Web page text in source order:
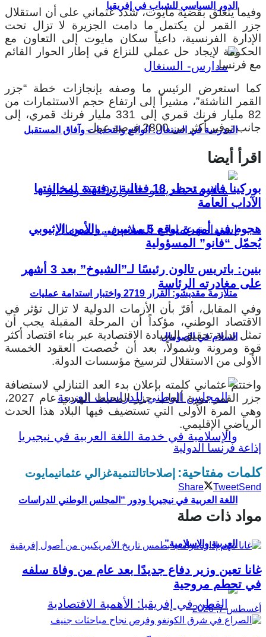
الدور السياسي للشباب في إفريقيا
المدرسة في السنغال: الواقع والتحديات وآفاق المستقبل
متلازمة مقديشو: القرار 2719 واختبار استدامة عمليات
السلام في الصومال
اللغة العربية في نيجيريا ودور “المجلس الوطني للدراسات
العربية والإسلامية”
وفيما يتعلق بقضية مايوت، شدد عثماني على أن استقلال
جزر القمر لن يكتمل ما دامت الجزيرة لا تزال تحت
الإدارة الفرنسية، داعياً سكان مايوت إلى التعاون مع
الحكومة لإيجاد حل عملي للنزاع في إطار الحوار القائم
مع فرنسا.
كما استعرض الرئيس ما وصفه بإنجازات خطة “جزر
القمر الناشئة”، مشيراً إلى ارتفاع حجم الاستثمارات من
82 مليار فرنك قمري إلى 331 مليار فرنك قمري، إلى
جانب توفير أكثر من 2800 فرصة عمل.
اقرأ أيضا
بوركينا فاسو تحظر 18 فعالية ترفيهية لمخالفتها
الآداب العامة
هجوم في أمهرة يوقع 5 مدنيين.. والأمن الإثيوبي
يُحمّل “فانو” المسؤولية
بنين: باتريس تالون رئيسًا لـ”الشيوخ” بعد 3 أشهر
على مغادرته الرئاسة
وفي المقابل، أقرّ بأن الأزمات الدولية لا تزال تؤثر في
الاقتصاد الوطني، مؤكداً أن المرحلة المقبلة يجب أن
تمثل بداية تحقيق السيادة الاقتصادية عبر بناء اقتصاد أكثر
قوة ومرونة وشمولاً، بعد أن خُصصت العقود الخمسة
الأولى من الاستقلال لترسيخ مؤسسات الدولة.
واختتم عثماني كلمته بإعلان بدء العد التنازلي لاستضافة
جزر القمر دورة ألعاب جزر المحيط الهندي عام 2027،
وهي المرة الأولى التي تستضيف فيها البلاد هذا الحدث
الرياضي الإقليمي.
إذاعة فرنسا الدولية
كلمات مفتاحية: إصلاحاتالتنميةغزالي عثمانيمايوت
Share TweetSend
مواد ذات صلة
غانا تعين وزير دفاع جديدًا بعد عام من وفاة سلفه
في تحطم مروحية
أغسطس 7, 2026